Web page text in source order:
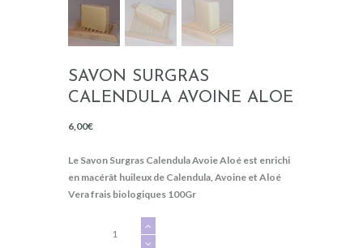
SAVON SURGRAS
CALENDULA AVOINE ALOE
6,00€
Le Savon Surgras Calendula Avoie Aloé est enrichi
en macérât huileux de Calendula, Avoine et Aloé
Vera frais biologiques 100Gr